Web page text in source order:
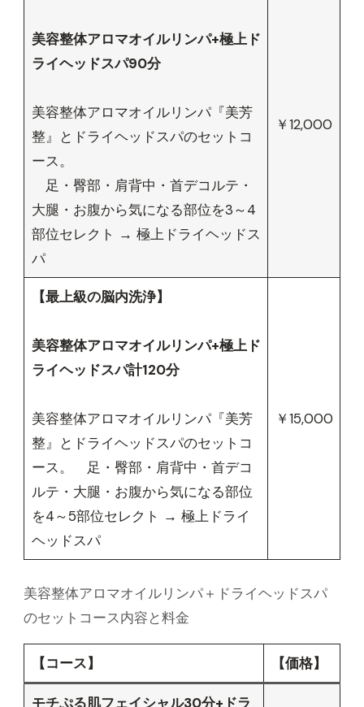
美容整体アロマオイルリンパ+極上ド
ライヘッドスパ90分
美容整体アロマオイルリンパ『美芳
整』とドライヘッドスパのセットコ
ース。
足・臀部・肩背中・首デコルテ・
大腿・お腹から気になる部位を3～4
部位セレクト → 極上ドライヘッドス
パ
￥12,000
【最上級の脳内洗浄】
美容整体アロマオイルリンパ+極上ド
ライヘッドスパ計120分
美容整体アロマオイルリンパ『美芳
整』とドライヘッドスパのセットコ
ース。 足・臀部・肩背中・首デコ
ルテ・大腿・お腹から気になる部位
を4～5部位セレクト → 極上ドライ
ヘッドスパ
￥15,000
美容整体アロマオイルリンパ＋ドライヘッドスパ
のセットコース内容と料金
【コース】 【価格】
モチぷる肌フェイシャル30分+ドラ